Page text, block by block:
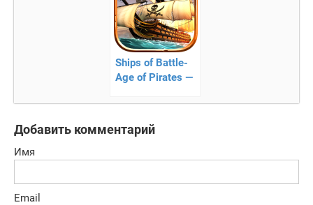
Ships of Battle-
Age of Pirates —
битв пиратов
Добавить комментарий
Имя
Email